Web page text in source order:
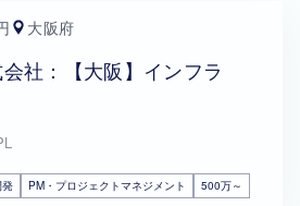
大阪府
社：【大阪】インフラ
PM・プロジェクトマネジメント 500万～